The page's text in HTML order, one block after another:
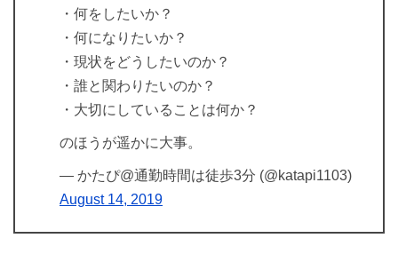
・何をしたいか？
・何になりたいか？
・現状をどうしたいのか？
・誰と関わりたいのか？
・大切にしていることは何か？
のほうが遥かに大事。
— かたぴ@通勤時間は徒歩3分 (@katapi1103)
August 14, 2019